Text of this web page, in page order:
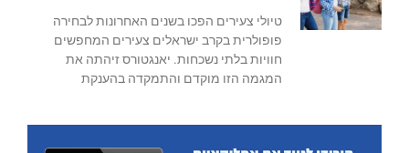
טיולי צעירים הפכו בשנים האחרונות לבחירה
פופולרית בקרב ישראלים צעירים המחפשים
חוויות בלתי נשכחות. יאנגטורס זיהתה את
המגמה הזו מוקדם והתמקדה בהענקת